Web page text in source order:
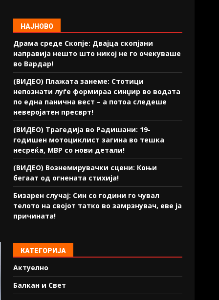
НАЈНОВО
Драма среде Скопје: Двајца скопјани
направија нешто што никој не го очекуваше
во Вардар!
(ВИДЕО) Плажата занеме: Стотици
непознати луѓе формираа синџир во водата
по една панична вест – а потоа следеше
неверојатен пресврт!
(ВИДЕО) Трагедија во Радишани: 19-
годишен мотоциклист загина во тешка
несреќа, МВР со нови детали!
(ВИДЕО) Вознемирувачки сцени: Коњи
бегаат од огнената стихија!
Бизарен случај: Син со години го чувал
телото на својот татко во замрзнувач, еве ја
причината!
КАТЕГОРИЈА
Актуелно
Балкан и Свет